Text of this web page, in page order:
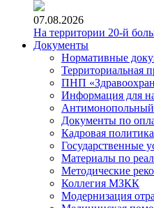
07.08.2026
На территории 20-й
Документы
Нормативные
Территориальная
ПНП
Информация для
Антимонопольный
Документы по
Кадровая политика
Государственные
Материалы по
Методические
Коллегия МЗКК
Модернизация